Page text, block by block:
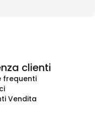
clienti
frequenti
Vendita